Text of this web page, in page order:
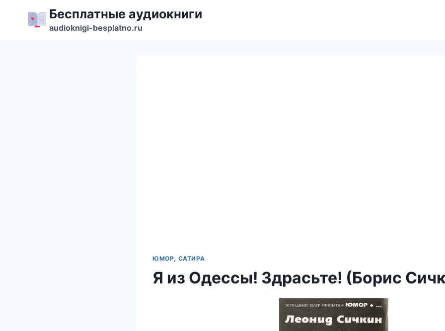
содержимому
Бесплатные аудиокниги
audioknigi-besplatno.ru
ЮМОР, САТИРА
Я из Одессы! Здрасьте! (Борис